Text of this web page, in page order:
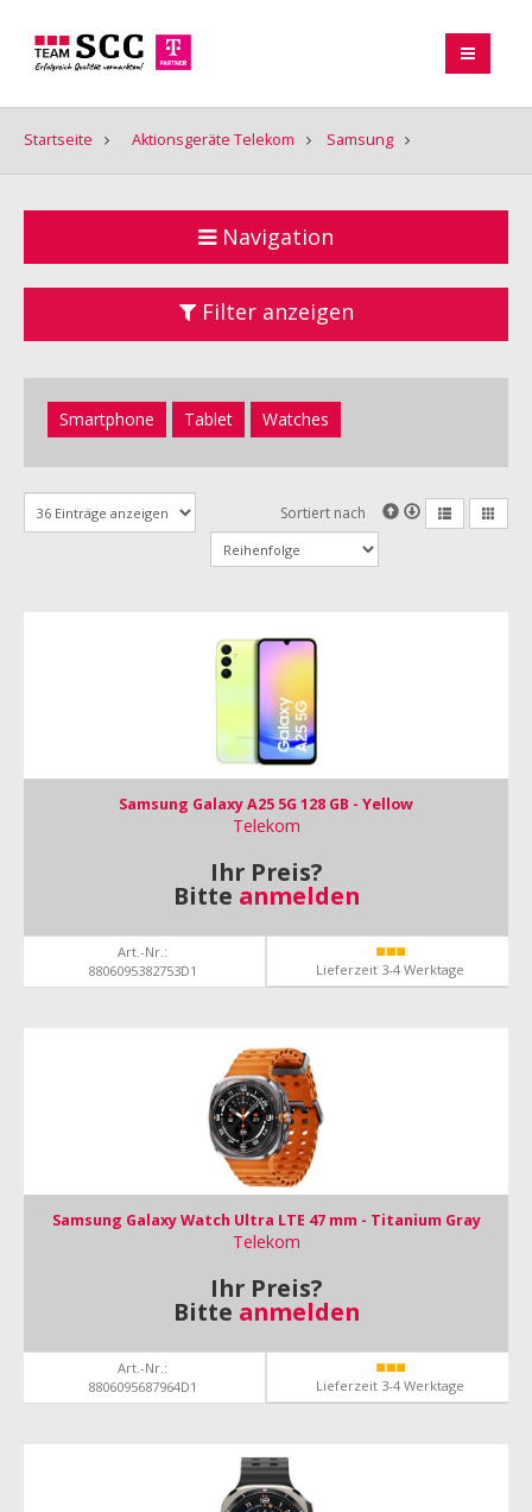
Startseite Aktionsgeräte Telekom Samsung
Navigation
Filter anzeigen
Smartphone Tablet Watches
Sortiert nach
Samsung Galaxy A25 5G 128 GB - Yellow
Telekom
Ihr Preis?
Bitte anmelden
Art.-Nr.:
8806095382753D1
Lieferzeit 3-4 Werktage
Samsung Galaxy Watch Ultra LTE 47 mm - Titanium Gray
Telekom
Ihr Preis?
Bitte anmelden
Art.-Nr.:
8806095687964D1
Lieferzeit 3-4 Werktage